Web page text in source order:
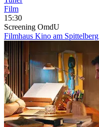
Film
15:30
Screening OmdU
Filmhaus Kino am Spittelberg